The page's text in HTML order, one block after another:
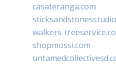
casateranga.com
walkers-
shopmossi.com